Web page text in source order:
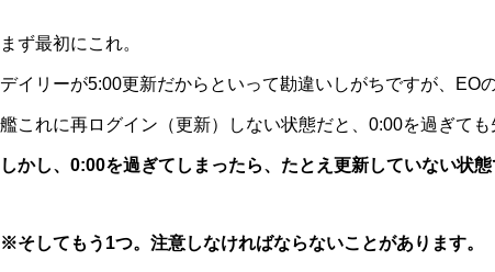
まず最初にこれ。
デイリーが5:00更新だからといって勘違いしがちですが、EO
艦これに再ログイン（更新）しない状態だと、0:00を過ぎて
しかし、0:00を過ぎてしまったら、たとえ更新していない状
※そしてもう1つ。注意しなければならないことがあります。